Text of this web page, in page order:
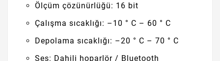
Ölçüm çözünürlüğü: 16 bit
Çalışma sıcaklığı: –10 ° C – 60 ° C
Depolama sıcaklığı: –20 ° C – 70 ° C
Ses: Dahili hoparlör / Bluetooth